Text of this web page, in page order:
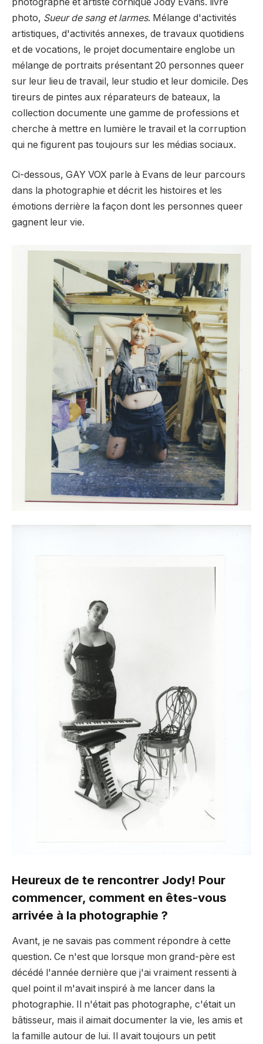
photo, Sueur de sang et larmes. Mélange d'activités
artistiques, d'activités annexes, de travaux quotidiens
et de vocations, le projet documentaire englobe un
mélange de portraits présentant 20 personnes queer
sur leur lieu de travail, leur studio et leur domicile. Des
tireurs de pintes aux réparateurs de bateaux, la
collection documente une gamme de professions et
cherche à mettre en lumière le travail et la corruption
qui ne figurent pas toujours sur les médias sociaux.
Ci-dessous, GAY VOX parle à Evans de leur parcours
dans la photographie et décrit les histoires et les
émotions derrière la façon dont les personnes queer
gagnent leur vie.
Heureux de te rencontrer Jody! Pour
commencer, comment en êtes-vous
arrivée à la photographie ?
Avant, je ne savais pas comment répondre à cette
question. Ce n'est que lorsque mon grand-père est
décédé l'année dernière que j'ai vraiment ressenti à
quel point il m'avait inspiré à me lancer dans la
photographie. Il n'était pas photographe, c'était un
bâtisseur, mais il aimait documenter la vie, les amis et
la famille autour de lui. Il avait toujours un petit